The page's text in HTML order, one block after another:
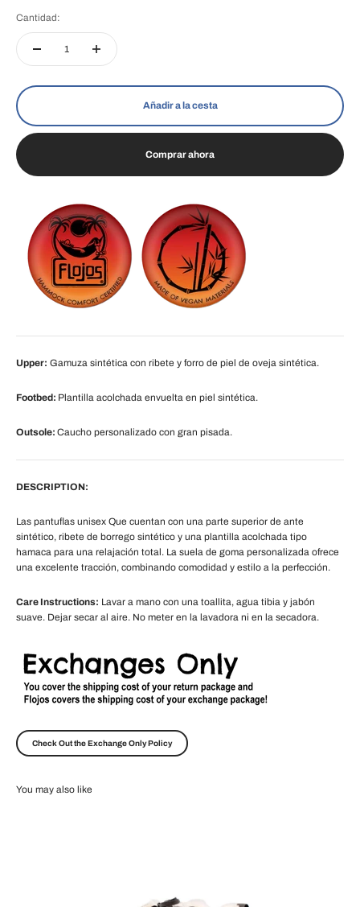
Cantidad:
Añadir a la cesta
Comprar ahora
Upper: Gamuza sintética con ribete y forro de piel de oveja sintética.
Footbed: Plantilla acolchada envuelta en piel sintética.
Outsole: Caucho personalizado con gran pisada.
DESCRIPTION:
Las pantuflas unisex Que cuentan con una parte superior de ante
sintético, ribete de borrego sintético y una plantilla acolchada tipo
hamaca para una relajación total. La suela de goma personalizada ofrece
una excelente tracción, combinando comodidad y estilo a la perfección.
Care Instructions: Lavar a mano con una toallita, agua tibia y jabón
suave. Dejar secar al aire. No meter en la lavadora ni en la secadora.
Check Out the Exchange Only Policy